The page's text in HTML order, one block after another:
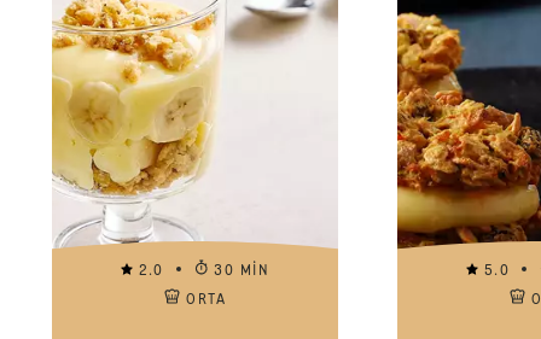
2.0
30 MIN
ORTA
5.0